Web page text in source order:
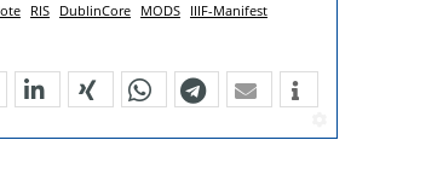
RIS DublinCore MODS IIIF-Manifest